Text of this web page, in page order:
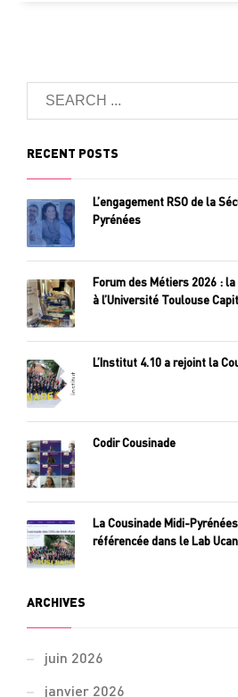
RECENT POSTS
L’engagement RSO de la
Pyrénées
Forum des Métiers 2026 :
à l’Université Toulouse
L’Institut 4.10 a rejoint la
Codir Cousinade
La Cousinade Midi-
référencée dans le Lab
ARCHIVES
juin 2026
janvier 2026